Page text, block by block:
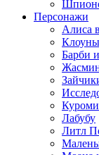
Персонажи
Алиса
Клоуны
Барби
Куроми
Лабубу
Литл